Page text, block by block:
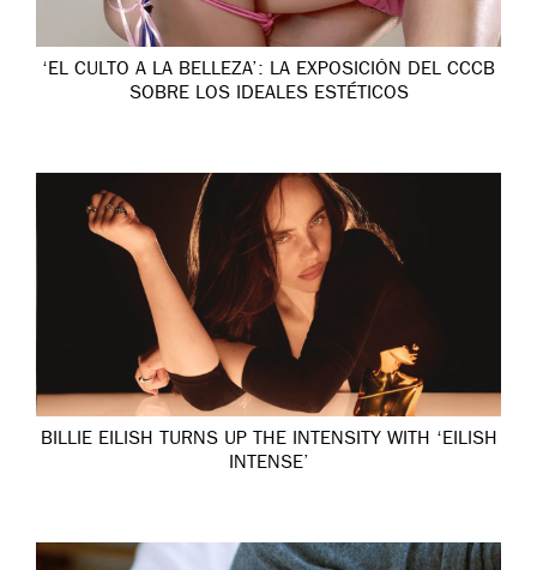
‘EL CULTO A LA BELLEZA’: LA EXPOSICIÓN DEL CCCB
SOBRE LOS IDEALES ESTÉTICOS
BILLIE EILISH TURNS UP THE INTENSITY WITH ‘EILISH
INTENSE’